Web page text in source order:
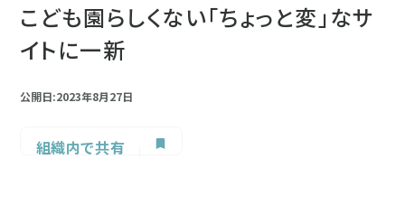
こども園らしくない「ちょっと変」なサ
イトに一新
公開日:2023年8月27日
組織内で共有